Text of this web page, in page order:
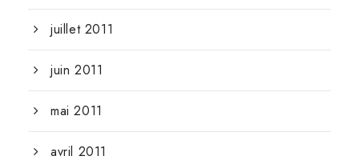
juillet 2011
juin 2011
mai 2011
avril 2011